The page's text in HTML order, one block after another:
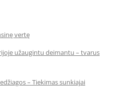
vertę
užaugintu deimantu – tvarus
– Tiekimas sunkiajai